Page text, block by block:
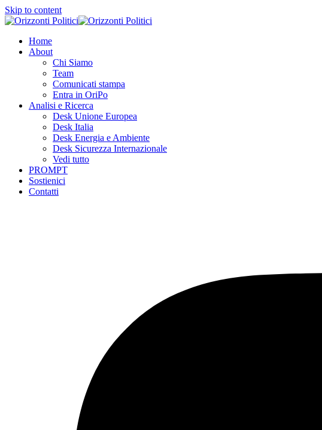
Skip to content
Home
About
Chi Siamo
Team
Comunicati stampa
Entra in OriPo
Analisi e Ricerca
Desk Unione Europea
Desk Italia
Desk Energia e Ambiente
Desk Sicurezza Internazionale
Vedi tutto
PROMPT
Sostienici
Contatti